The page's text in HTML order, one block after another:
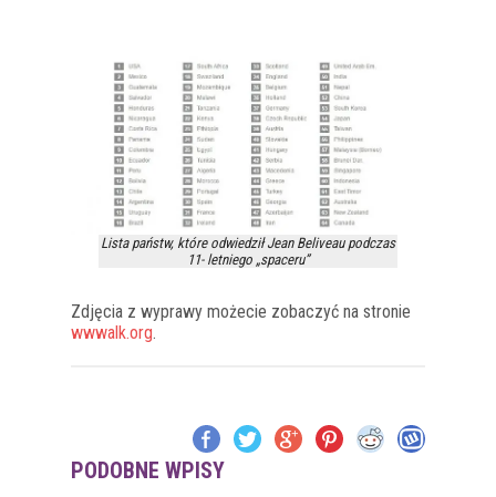
Lista państw, które odwiedził Jean Beliveau podczas
11- letniego „spaceru”
Zdjęcia z wyprawy możecie zobaczyć na stronie
wwwalk.org.
PODOBNE WPISY